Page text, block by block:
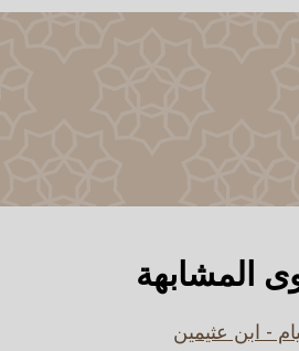
المشابهة
- ابن عثيمين